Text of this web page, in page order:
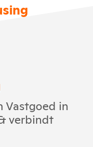
Vastgoed in
verbindt